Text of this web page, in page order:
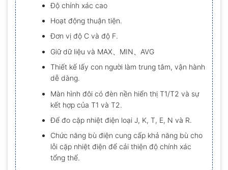
Độ chính xác cao
Hoạt động thuận tiện.
Đơn vị độ C và độ F.
Giữ dữ liệu và MAX、MIN、AVG
Thiết kế lấy con người làm trung tâm, vận hành
dễ dàng.
Màn hình đôi có đèn nền hiển thị T1/T2 và sự
kết hợp của T1 và T2.
Để đo cặp nhiệt điện loại J, K, T, E, N và R.
Chức năng bù điện cung cấp khả năng bù cho
lỗi cặp nhiệt điện để cải thiện độ chính xác
tổng thể.